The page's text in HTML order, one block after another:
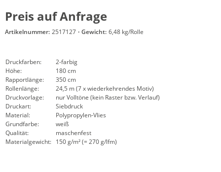
Preis auf Anfrage
Artikelnummer: 2517127 · Gewicht: 6,48 kg/Rolle
Druckfarben:
2-farbig
Höhe:
180 cm
Rapportlänge:
350 cm
Rollenlänge:
24,5 m (7 x wiederkehrendes Motiv)
Druckvorlage:
nur Volltöne (kein Raster bzw. Verlauf)
Druckart:
Siebdruck
Material:
Polypropylen-Vlies
Grundfarbe:
weiß
Qualität:
maschenfest
Materialgewicht: 150 g/m² (= 270 g/lfm)